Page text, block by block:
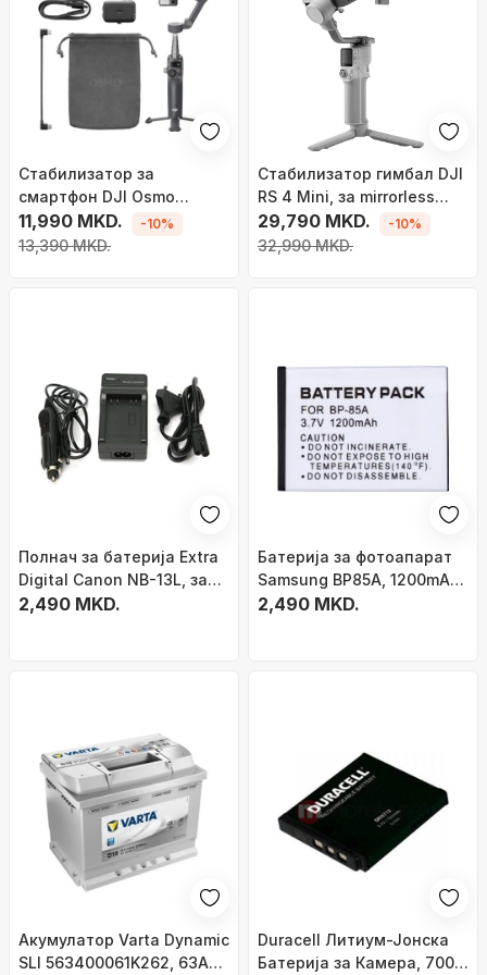
Стабилизатор за
смартфон DJI Osmo
Mobile 8, 3-осен гимбал,
продолжлив стап, сив
11,990 MKD.
13,390 MKD.
-10%
Стабилизатор гимбал DJI
RS 4 Mini, за mirrorless
камери, Bluetooth, црн
29,790 MKD.
32,990 MKD.
-10%
Полнач за батерија Extra
Digital Canon NB-13L, за
Canon PowerShot, црн
2,490 MKD.
Батерија за фотоапарат
Samsung BP85A, 1200mAh,
литиум-јонска
2,490 MKD.
Акумулатор Varta Dynamic
SLI 563400061K262, 63Ah,
Duracell Литиум-Јонска
Батерија за Камера, 700